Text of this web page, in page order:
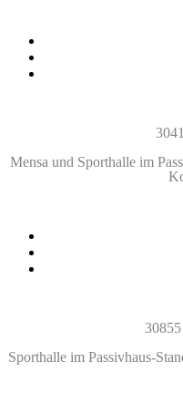
Mensa und Sporthalle im
Sporthalle im Passivhaus-